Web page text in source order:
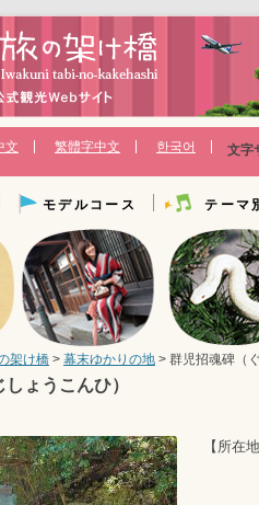
文 繁體字中文 한국어 文字
テス
くに
観光ス
会い
岩国藩の活躍と悲願成就
松陰、小瀬川での別れ
モデルコース
バイクツーリングモデルコ
ース
いやされ女子2人旅 岩国-宮
島2日間
岩国の名所を巡る旅
アクティブに満喫コース
半日満喫ファミリーコース
テーマ
幕末ゆかりの
歴史の地
偉人ゆかりの
景観・自然
パワースポッ
温泉・宿泊施
特産・グルメ
架け橋 > 幕末ゆかりの地 > 群児招魂碑（
ょうこんひ）
【所在